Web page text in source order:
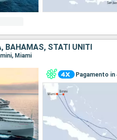
BAHAMAS, STATI UNITI
Miami
Pagamento in